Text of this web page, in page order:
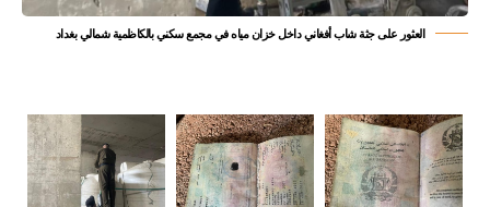
العثور على جثة شاب أفغاني داخل خزان مياه في مجمع سكني بالكاظمية شمالي بغداد